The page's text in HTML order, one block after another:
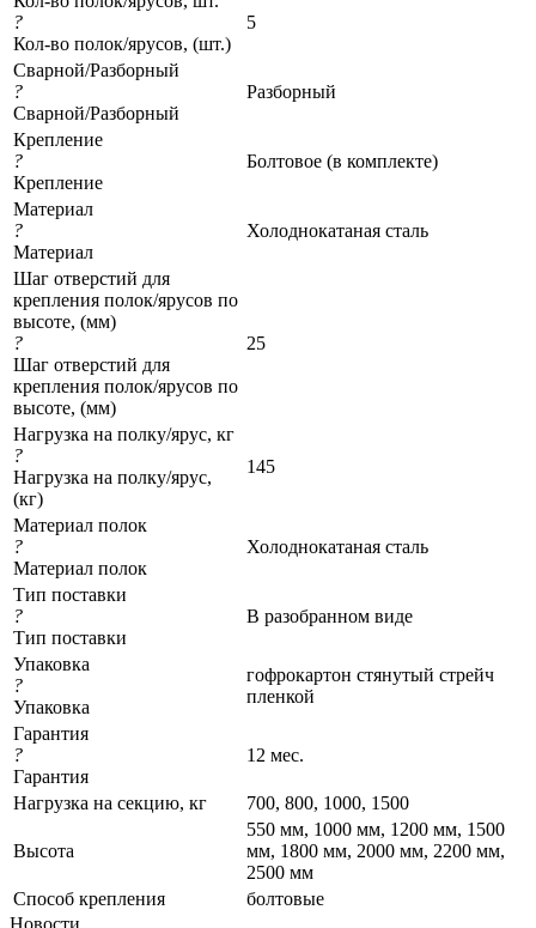
?
Кол-во полок/ярусов, (шт.)
5
Сварной/Разборный
?
Сварной/Разборный
Разборный
Крепление
?
Крепление
Болтовое (в комплекте)
Материал
?
Материал
Холоднокатаная сталь
Шаг отверстий для
крепления полок/ярусов по
высоте, (мм)
?
Шаг отверстий для
крепления полок/ярусов по
высоте, (мм)
25
Нагрузка на полку/ярус, кг
?
Нагрузка на полку/ярус,
(кг)
145
Материал полок
?
Материал полок
Холоднокатаная сталь
Тип поставки
?
Тип поставки
В разобранном виде
Упаковка
?
Упаковка
гофрокартон стянутый стрейч
пленкой
Гарантия
?
Гарантия
12 мес.
Нагрузка на секцию, кг 700, 800, 1000, 1500
Высота
550 мм, 1000 мм, 1200 мм, 1500
мм, 1800 мм, 2000 мм, 2200 мм,
2500 мм
Cпособ крепления
болтовые
Новости